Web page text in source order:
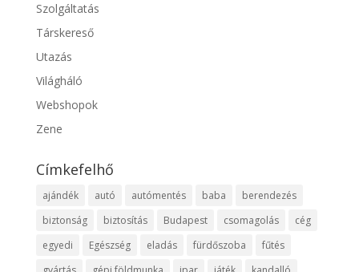
Szolgáltatás
Társkereső
Utazás
Világháló
Webshopok
Zene
Címkefelhő
ajándék autó autómentés baba
berendezés
biztonság
biztosítás Budapest csomagolás
cég
egyedi
Egészség eladás fürdőszoba
fűtés